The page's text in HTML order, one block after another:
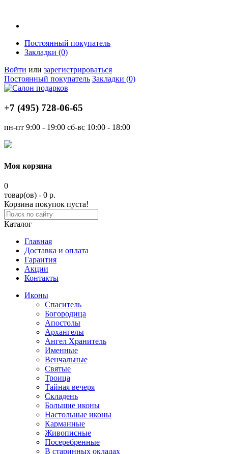
Постоянный покупатель
Закладки (0)
Войти или зарегистрироваться
Постоянный покупатель Закладки (0)
+7 (495) 728-06-65
пн-пт 9:00 - 19:00 сб-вс 10:00 - 18:00
Моя корзина
0
товар(ов) - 0 р.
Корзина покупок пуста!
Каталог
Главная
Доставка и оплата
Гарантия
Акции
Контакты
Иконы
Спаситель
Богородица
Апостолы
Архангелы
Ангел Хранитель
Именные
Венчальные
Святые
Троица
Тайная вечеря
Складень
Большие иконы
Настольные иконы
Карманные
Живописные
Посеребренные
В старинных окладах